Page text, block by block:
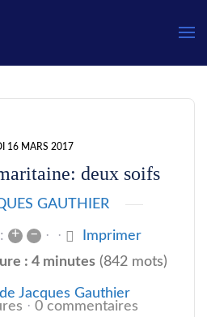
16 MARS 2017
deux soifs
GAUTHIER
+ –
Imprimer
: 4 minutes (842 mots)
Jacques Gauthier
0 commentaires